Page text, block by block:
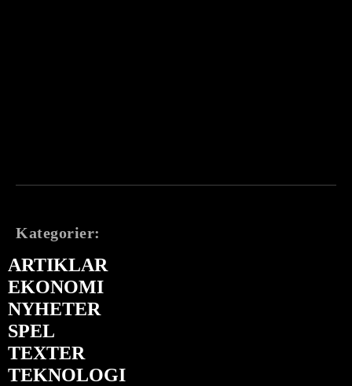
Kategorier:
ARTIKLAR
EKONOMI
NYHETER
SPEL
TEXTER
TEKNOLOGI